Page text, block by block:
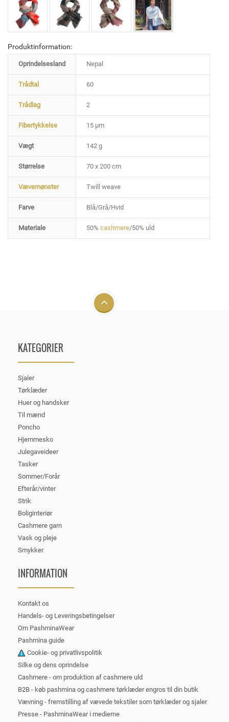
Produktinformation:
Oprindelsesland Nepal
Trådtal 60
Trådlag 2
Fibertykkelse 15 µm
Vægt 142 g
Størrelse 70 x 200 cm
Vævemønster Twill weave
Farve Blå/Grå/Hvid
Materiale 50% cashmere/50% uld
KATEGORIER
Sjaler
Tørklæder
Huer og handsker
Til mænd
Poncho
Hjemmesko
Julegaveideer
Tasker
Sommer/Forår
Efterår/vinter
Strik
Boliginteriør
Cashmere garn
Vask og pleje
Smykker
INFORMATION
Kontakt os
Handels- og Leveringsbetingelser
Om PashminaWear
Pashmina guide
Cookie- og privatlivspolitik
Silke og dens oprindelse
Cashmere - om produktion af cashmere uld
B2B - køb pashmina og cashmere tørklæder engros til din butik
Vævning - fremstilling af vævede tekstiler som tørklæder og sjaler
Presse - PashminaWear i medierne